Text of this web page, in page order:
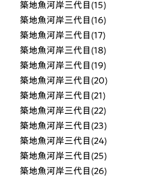
築地魚河岸三代目(15)
築地魚河岸三代目(16)
築地魚河岸三代目(17)
築地魚河岸三代目(18)
築地魚河岸三代目(19)
築地魚河岸三代目(20)
築地魚河岸三代目(21)
築地魚河岸三代目(22)
築地魚河岸三代目(23)
築地魚河岸三代目(24)
築地魚河岸三代目(25)
築地魚河岸三代目(26)